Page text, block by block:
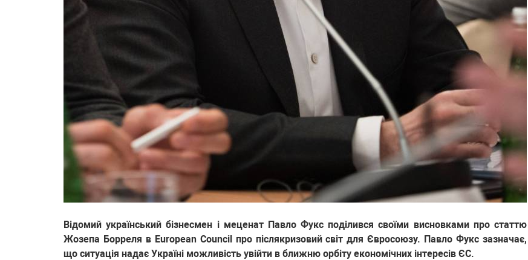
Відомий український бізнесмен і меценат Павло Фукс поділився своїми висновками про статтю
Жозепа Борреля в European Council про післякризовий світ для Євросоюзу. Павло Фукс зазначає,
що ситуація надає Україні можливість увійти в ближню орбіту економічних інтересів ЄС.